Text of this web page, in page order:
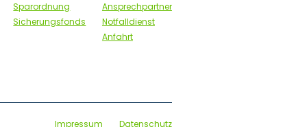
Sparordnung
Sicherungsfonds
Ansprechpartner
Notfalldienst
Anfahrt
Impressum Datenschutz